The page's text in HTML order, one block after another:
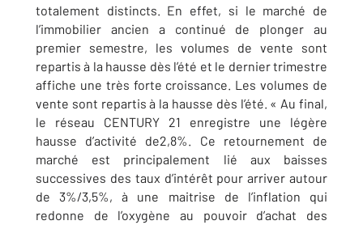
totalement distincts. En effet, si le marché de
l’immobilier ancien a continué de plonger au
premier semestre, les volumes de vente sont
repartis à la hausse dès l’été et le dernier trimestre
affiche une très forte croissance. Les volumes de
vente sont repartis à la hausse dès l’été. « Au final,
le réseau CENTURY 21 enregistre une légère
hausse d’activité de2,8%. Ce retournement de
marché est principalement lié aux baisses
successives des taux d’intérêt pour arriver autour
de 3%/3,5%, à une maitrise de l’inflation qui
redonne de l’oxygène au pouvoir d’achat des